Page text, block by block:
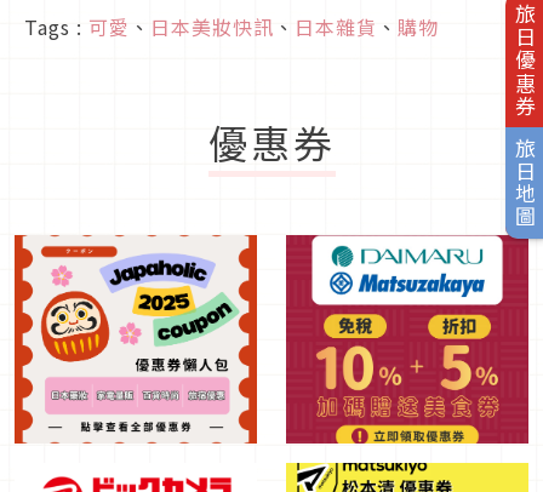
旅日優惠券
旅日地圖
Tags : 可愛 、 日本美妝快訊 、 日本雜貨 、 購物
優惠券